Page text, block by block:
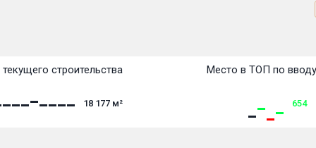
строительства
18 177 м²
Место в ТОП по
654